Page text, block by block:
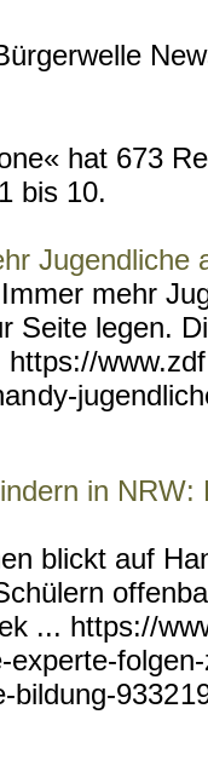
hat 673
bis 10.
Jugendliche
mehr
Seite legen.
dy-
in
blickt auf
... https://
experte-
bildung-9332